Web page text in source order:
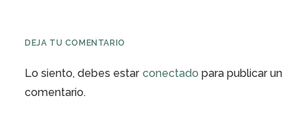
DEJA TU COMENTARIO
Lo siento, debes estar conectado para publicar un
comentario.